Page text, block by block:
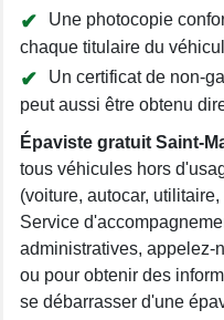
Une photocopie
chaque titulaire du
Un certificat de non-
peut aussi être obtenu
Épaviste gratuit Saint-
tous véhicules hors
(voiture, autocar,
Service
administratives, appelez-
ou pour obtenir des
se débarrasser d'une